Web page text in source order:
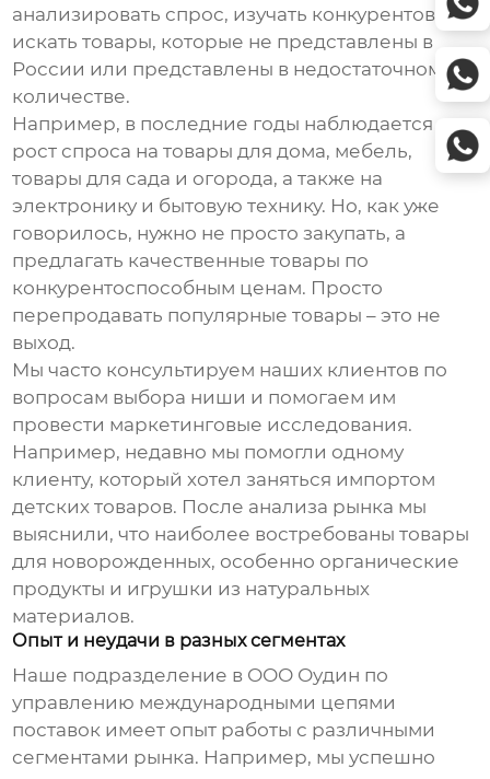
анализировать спрос, изучать конкурентов и
искать товары, которые не представлены в
России или представлены в недостаточном
количестве.
Например, в последние годы наблюдается
рост спроса на товары для дома, мебель,
товары для сада и огорода, а также на
электронику и бытовую технику. Но, как уже
говорилось, нужно не просто закупать, а
предлагать качественные товары по
конкурентоспособным ценам. Просто
перепродавать популярные товары – это не
выход.
Мы часто консультируем наших клиентов по
вопросам выбора ниши и помогаем им
провести маркетинговые исследования.
Например, недавно мы помогли одному
клиенту, который хотел заняться импортом
детских товаров. После анализа рынка мы
выяснили, что наиболее востребованы товары
для новорожденных, особенно органические
продукты и игрушки из натуральных
материалов.
Опыт и неудачи в разных сегментах
Наше подразделение в ООО Оудин по
управлению международными цепями
поставок имеет опыт работы с различными
сегментами рынка. Например, мы успешно